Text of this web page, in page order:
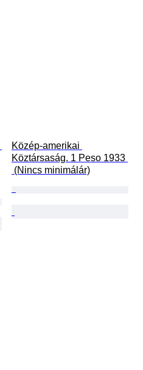
Közép-amerikai
Köztársaság. 1 Peso 1933
(Nincs minimálár)